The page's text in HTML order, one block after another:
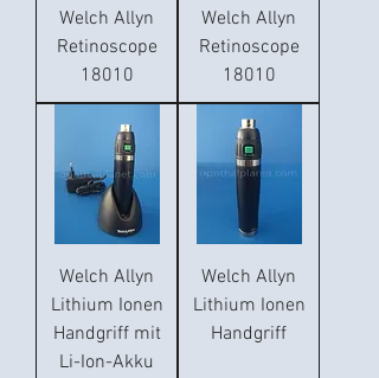
Welch Allyn
Retinoscope
18010
Welch Allyn
Retinoscope
18010
Welch Allyn
Lithium Ionen
Handgriff mit
Li-Ion-Akku
Welch Allyn
Lithium Ionen
Handgriff